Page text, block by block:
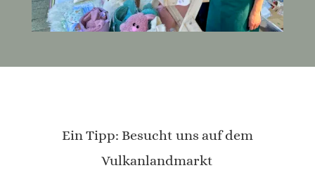
Ein Tipp: Besucht uns auf dem
Vulkanlandmarkt